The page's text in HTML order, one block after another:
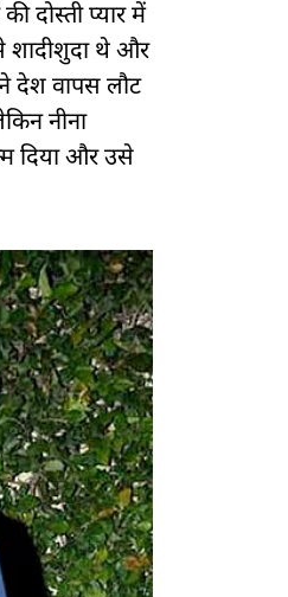
दोस्ती प्यार में
शादीशुदा थे और
देश वापस लौट
नीना
दिया और उसे